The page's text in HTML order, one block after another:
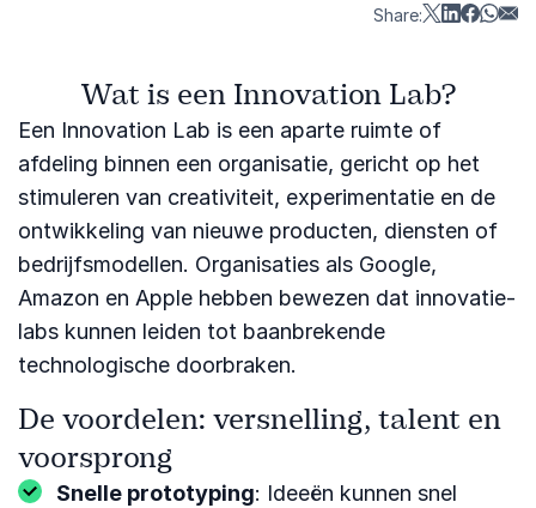
Share:
Wat is een Innovation Lab?
Een Innovation Lab is een aparte ruimte of
afdeling binnen een organisatie, gericht op het
stimuleren van creativiteit, experimentatie en de
ontwikkeling van nieuwe producten, diensten of
bedrijfsmodellen. Organisaties als Google,
Amazon en Apple hebben bewezen dat innovatie-
labs kunnen leiden tot baanbrekende
technologische doorbraken.
De voordelen: versnelling, talent en
voorsprong
Snelle prototyping: Ideeën kunnen snel